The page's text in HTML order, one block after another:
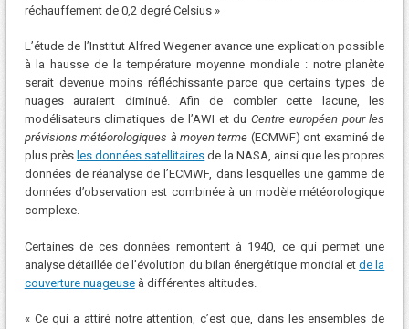
réchauffement de 0,2 degré Celsius »
L’étude de l’Institut Alfred Wegener avance une explication possible
à la hausse de la température moyenne mondiale : notre planète
serait devenue moins réfléchissante parce que certains types de
nuages ​​auraient diminué. Afin de combler cette lacune, les
modélisateurs climatiques de l’AWI et duCentre européen pour les
prévisions météorologiques à moyen terme (ECMWF) ont examiné de
plus près les données satellitaires de la NASA, ainsi que les propres
données de réanalyse de l’ECMWF, dans lesquelles une gamme de
données d’observation est combinée à un modèle météorologique
complexe.
Certaines de ces données remontent à 1940, ce qui permet une
analyse détaillée de l’évolution du bilan énergétique mondial etde la
couverture nuageuseà différentes altitudes.
« Ce qui a attiré notre attention, c’est que, dans les ensembles de